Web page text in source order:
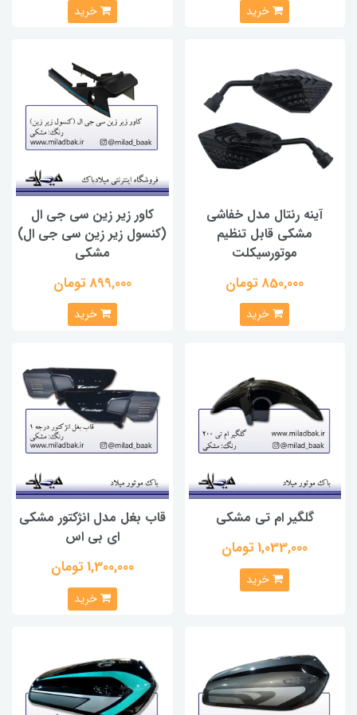
خرید خرید
آینه رنتال مدل خفاشی
مشکی قابل تنظیم
موتورسیکلت
850,000 تومان
خرید
کاور زیر زین سی جی ال
(کنسول زیر زین سی جی ال)
مشکی
899,000 تومان
خرید
گلگیر ام تی مشکی
1,033,000 تومان
خرید
قاب بغل مدل انژکتور مشکی
ای بی اس
1,300,000 تومان
خرید